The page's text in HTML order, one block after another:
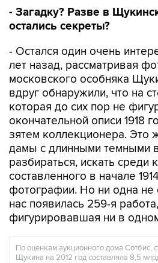
- Загадку? Разве в
остались секреты?
- Остался один очень
лет назад, рассматривая
московского особняка
вдруг обнаружили, что на
которая до сих пор не
окончательной описи 1918
зятем коллекционера. Это
дамы с длинными темными
разбираться, искать среди
составленного в начале
фотографии. Но ни одна не
нас появилась 259-я
фигурировавшая ни в
По оценкам аукционного дома Сотбис,
Щукина на 2012 год составляла 8,5